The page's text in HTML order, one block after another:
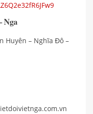
Nga
Huyên – Nghĩa Đô –